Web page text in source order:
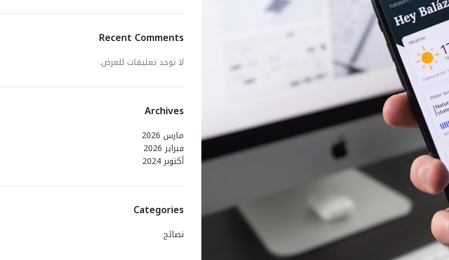
Recent Comments
لا توجد تعليقات للعرض.
Archives
مارس 2026
فبراير 2026
أكتوبر 2024
Categories
نصائح